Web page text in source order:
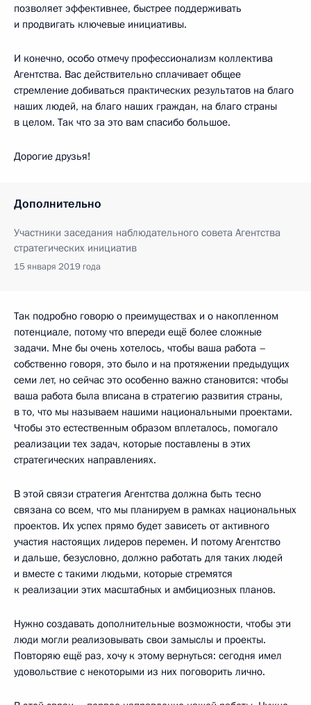
позволяет эффективнее, быстрее поддерживать
и продвигать ключевые инициативы.
И конечно, особо отмечу профессионализм коллектива
Агентства. Вас действительно сплачивает общее
стремление добиваться практических результатов на благо
наших людей, на благо наших граждан, на благо страны
в целом. Так что за это вам спасибо большое.
Дорогие друзья!
Дополнительно
Участники заседания наблюдательного совета Агентства
стратегических инициатив
15 января 2019 года
Так подробно говорю о преимуществах и о накопленном
потенциале, потому что впереди ещё более сложные
задачи. Мне бы очень хотелось, чтобы ваша работа –
собственно говоря, это было и на протяжении предыдущих
семи лет, но сейчас это особенно важно становится: чтобы
ваша работа была вписана в стратегию развития страны,
в то, что мы называем нашими национальными проектами.
Чтобы это естественным образом вплеталось, помогало
реализации тех задач, которые поставлены в этих
стратегических направлениях.
В этой связи стратегия Агентства должна быть тесно
связана со всем, что мы планируем в рамках национальных
проектов. Их успех прямо будет зависеть от активного
участия настоящих лидеров перемен. И потому Агентство
и дальше, безусловно, должно работать для таких людей
и вместе с такими людьми, которые стремятся
к реализации этих масштабных и амбициозных планов.
Нужно создавать дополнительные возможности, чтобы эти
люди могли реализовывать свои замыслы и проекты.
Повторяю ещё раз, хочу к этому вернуться: сегодня имел
удовольствие с некоторыми из них поговорить лично.